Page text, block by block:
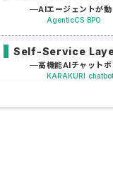
AIエージェントが
AgenticCS BPO
Self-Service
高機能AIチャットボ
KARAKURI chatbot
2026/7/23